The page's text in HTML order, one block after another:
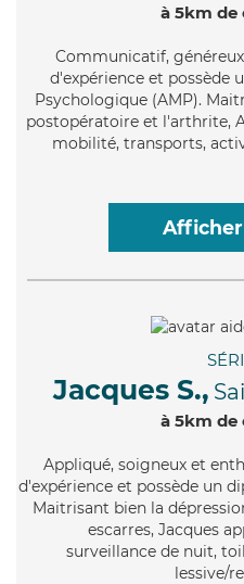
à 5km de
Communicatif,
d'expérience et possède
Psychologique (AMP).
postopératoire et l'arthrite,
mobilité, transports,
Jacques S.,
à 5km de
Appliqué, soigneux et
d'expérience et possède un
Maitrisant bien la
escarres, Jacques
surveillance de nuit,
lessive/